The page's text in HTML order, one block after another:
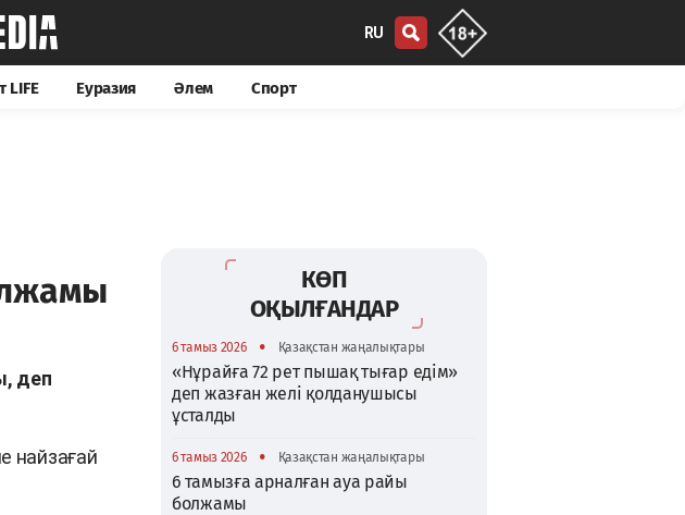
RU
LIFE Еуразия Әлем Спорт
деп
найзағай
КӨП
ОҚЫЛҒАНДАР
6 тамыз 2026 • Қазақстан жаңалықтары
«Нұрайға 72 рет пышақ тығар едім»
деп жазған желі қолданушысы
ұсталды
6 тамыз 2026 • Қазақстан жаңалықтары
6 тамызға арналған ауа райы
болжамы